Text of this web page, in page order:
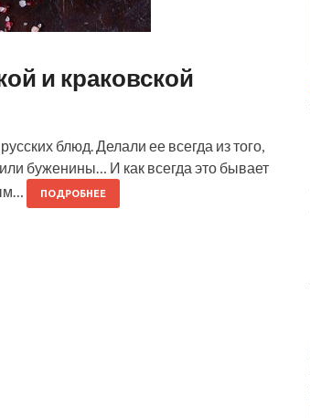
и краковской
блюд. Делали ее всегда из того,
буженины… И как всегда это бывает
ПОДРОБНЕЕ